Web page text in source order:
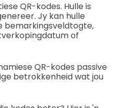
QR-kodes. Hulle is
Jy kan hulle
bemarkingsveldtogte,
of
QR-kodes passive
betrokkenheid wat jou